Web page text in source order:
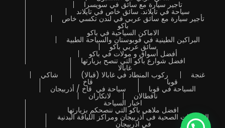
تاجير سيارة مع سائق في سويسرا
سياحة في تايلاند. سائق خاص في تايلاند
تأجير سيارة مع سائق عربي في لندن تكسي خاص
باكو
الاماكن السياحية في باكو
البراكين الطينية في قوبوستان والسياحة الطبية
سائق عربي باكو
أفضل أسواق و مولات في باكو
افضل شوارع باكو التي تنصح بزيارتها
شاكي
غابالا
ركوب المنطاد في غابالا (قبالا) غنجة
قاخ
سياحة في قاخ / أذربيجان
قوبا
السياحة في قوبا
لانكاران نافطالان
اخبار السياحة
افضل ملاهي باكو التي ننصحكم بزيارتها
المنتجعات الصحية فى أذربيجان ومراكز اللياقة البدنية
في اذربيجان